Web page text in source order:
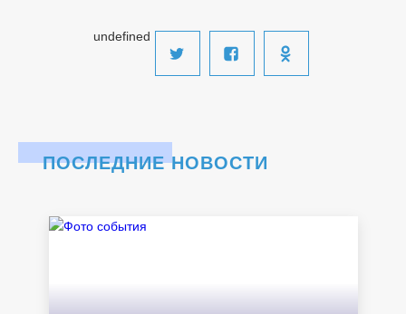
undefined
ПОСЛЕДНИЕ НОВОСТИ